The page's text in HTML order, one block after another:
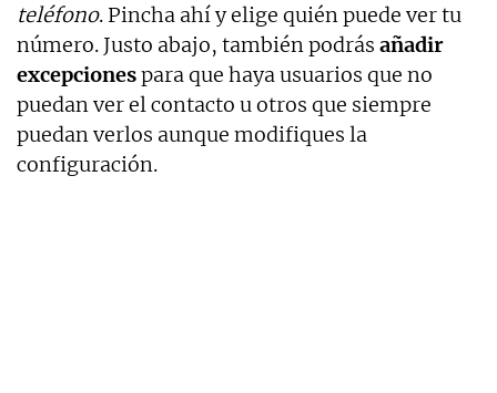
teléfono. Pincha ahí y elige quién puede ver tu
número. Justo abajo, también podrás añadir
excepcionespara que haya usuarios que no
puedan ver el contacto u otros que siempre
puedan verlos aunque modifiques la
configuración.